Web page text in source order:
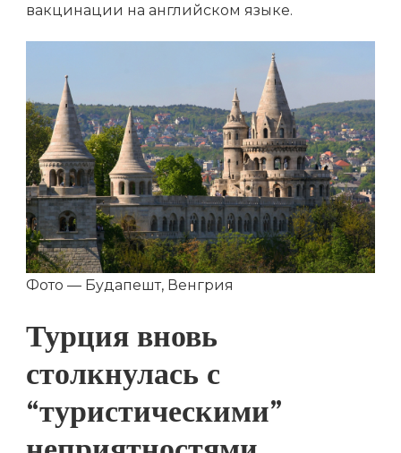
вакцинации на английском языке.
Фото — Будапешт, Венгрия
Турция вновь
столкнулась с
“туристическими”